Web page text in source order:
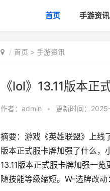
首页 手游资讯
首页 > 手游资讯
《lol》13.11版本正
作者： admin • 更新时间：
摘要：游戏《英雄联盟》上线
版本正式服卡牌加强了什么，
13.11版本正式服卡牌加强一
随技能等级缩短。W-选牌改